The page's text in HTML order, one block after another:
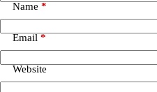
Name *
Email *
Website